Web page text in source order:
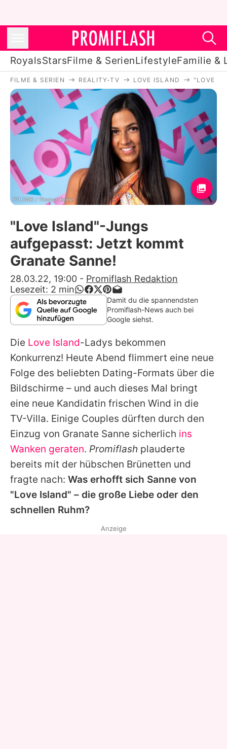
RoyalsStarsFilme & SerienLifestyleFamilie &
Royals
Stars
Filme & Serien
Lifestyle
Familie & Liebe
Promiflash Exklusiv
Alle Themen auf Promiflash
Jobs
App runterladen
Team
Redaktionelle Richtlinien
Impressum
Datenschutzerklärung
Nutzungsbedingungen
Utiq verwalten
FILME & SERIEN REALITY-TV LOVE ISLAND "LOVE
RTLZWEI / Thomas Reiner
"Love Island"-Jungs
aufgepasst: Jetzt kommt
Granate Sanne!
28.03.22, 19:00 - Promiflash Redaktion
Lesezeit: 2 min
Damit du die spannendsten
Promiflash-News auch bei
Google siehst.
Die Love Island-Ladys bekommen
Konkurrenz! Heute Abend flimmert eine neue
Folge des beliebten Dating-Formats über die
Bildschirme – und auch dieses Mal bringt
eine neue Kandidatin frischen Wind in die
TV-Villa. Einige Couples dürften durch den
Einzug von Granate Sanne sicherlich ins
Wanken geraten. Promiflash plauderte
bereits mit der hübschen Brünetten und
fragte nach: Was erhofft sich Sanne von
"Love Island" – die große Liebe oder den
schnellen Ruhm?
Anzeige